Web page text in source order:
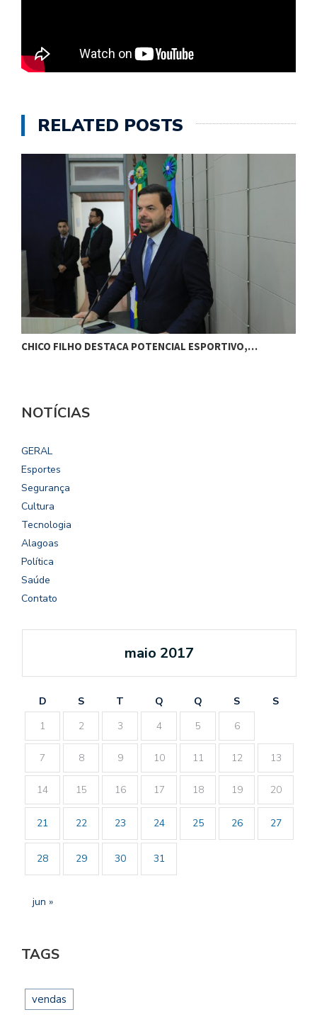
RELATED POSTS
CHICO FILHO DESTACA POTENCIAL ESPORTIVO,…
NOTÍCIAS
GERAL
Esportes
Segurança
Cultura
Tecnologia
Alagoas
Política
Saúde
Contato
maio 2017
D S T Q Q S
S
1
2 3 4 5 6
7 8 9 10 11 12 13
14 15 16 17 18 19 20
21 22 23 24 25 26 27
28 29 30 31
jun »
TAGS
vendas